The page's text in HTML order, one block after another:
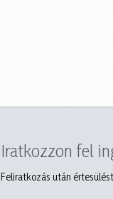
Iratkozzon fel
Feliratkozás után